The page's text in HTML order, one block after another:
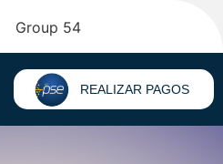
REALIZAR PAGOS